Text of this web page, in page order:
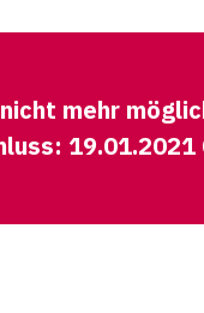
mehr
19.01.2021